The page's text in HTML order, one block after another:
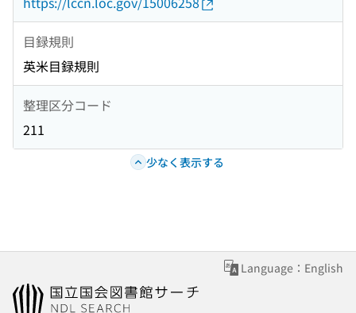
目録規則
英米目録規則
整理区分コード
211
少なく表示する
Language：English